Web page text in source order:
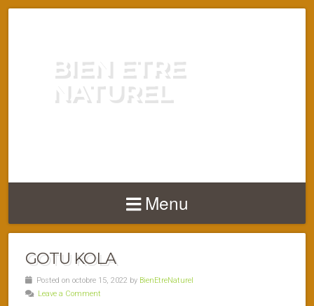
BIEN ETRE
NATUREL
Menu
GOTU KOLA
Posted on octobre 15, 2022 by BienEtreNaturel
Leave a Comment